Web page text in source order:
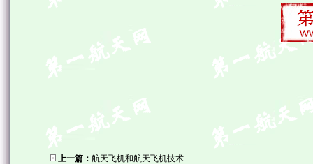
上一篇： 航天飞机和航天飞机技术